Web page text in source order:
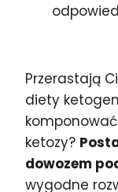
Przerastają
diety
ketozy?
dowozem
wygodne